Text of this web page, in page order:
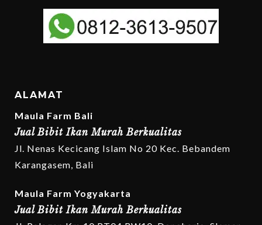
ALAMAT
Maula Farm Bali
Jual Bibit Ikan Murah Berkualitas
Jl. Nenas Kecicang Islam No 20 Kec. Bebandem
Karangasem, Bali
Maula Farm Yogyakarta
Jual Bibit Ikan Murah Berkualitas